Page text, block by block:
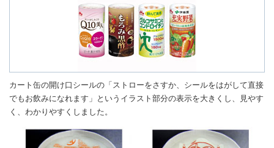
カート缶の開け口シールの「ストローをさすか、シールをはがして直接
でもお飲みになれます」というイラスト部分の表示を大きくし、見やす
く、わかりやすくしました。